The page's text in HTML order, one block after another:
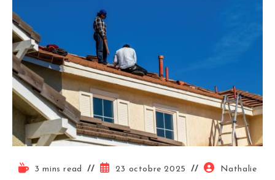
3 mins read 23 octobre 2025 Nathalie